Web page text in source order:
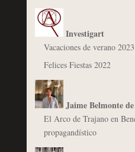
Investigart
Vacaciones de verano 2023
Felices Fiestas 2022
Jaime Belmonte
El Arco de Trajano en
propagandístico